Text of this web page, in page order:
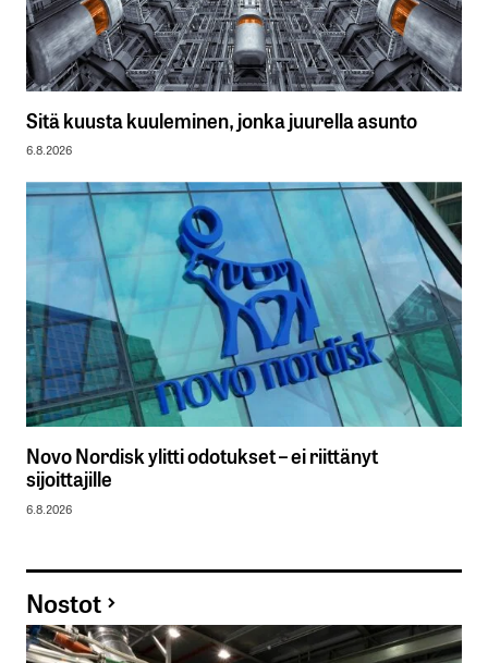
Sitä kuusta kuuleminen, jonka juurella asunto
6.8.2026
Novo Nordisk ylitti odotukset – ei riittänyt
sijoittajille
6.8.2026
Nostot